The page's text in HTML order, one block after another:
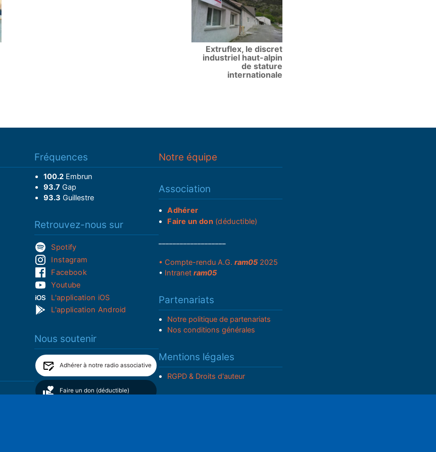
Extruflex, le discret
industriel haut-alpin
de stature
internationale
Fréquences
100.2Embrun
93.7 Gap
93.3 Guillestre
Retrouvez-nous sur
Spotify
Instagram
Facebook
Youtube
L'application iOS
L'application Android
Nous soutenir
Adhérer à notre radio associative
Faire un don (déductible)
Notre équipe
Association
Adhérer
Faire un don(déductible)
• Compte-rendu A.G. ram052025
• Intranet ram05
Partenariats
Notre politique de partenariats
Nos conditions générales
Mentions légales
RGPD & Droits d'auteur